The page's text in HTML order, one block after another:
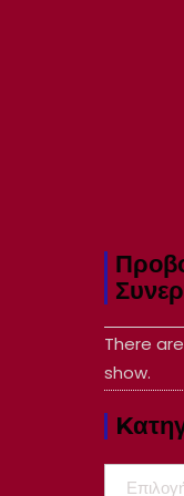
There
show.